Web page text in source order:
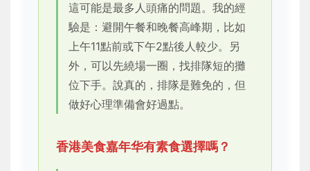
這可能是最多人頭痛的問題。我的經
驗是：避開午餐和晚餐高峰期，比如
上午11點前或下午2點後人較少。另
外，可以先繞場一圈，找排隊短的攤
位下手。說真的，排隊是難免的，但
做好心理準備會好過點。
香港美食嘉年华有素食選擇嗎？